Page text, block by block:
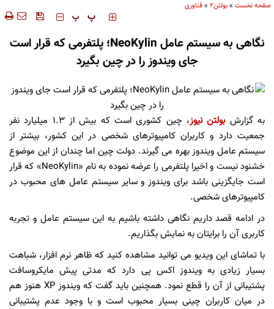
صفحه نخست »بولتن2 »فناوری
‍‍‍ پ پ
نگاهی به سیستم عامل NeoKylin؛ پلتفرمی که قرار است
جای ویندوز را در چین بگیرد
به گزارشبولتن نیوز
، چین کشوری است که بیش از ۱.۳ میلیارد نفر
جمعیت دارد و کاربران کامپیوترهای شخصی در این کشور، بیشتر از
سیستم عامل ویندوز بهره می گیرند. دولت چین اما چندان از این موضوع
خشنود نیست و اخیرا پلتفرمی را عرضه نموده به نام «NeoKylin» که قرار
است جایگزینی باشد برای ویندوز و سایر سیستم عامل های محبوب در
کامپیوترهای شخصی.
در ادامه قصد داریم نگاهی داشته باشیم به این سیستم عامل و تجربه
کاربری آن را برایتان به نمایش بگذاریم.
با تماشای این ویدیو می توانید مشاهده کنید که ظاهر نرم افزار، شباهت
بسیار زیادی به ویندوز اکس پی دارد که مدتی پیش مایکروسافت
پشتیبانی از آن را قطع نمود. همچنین باید گفت که ویندوز XP هنوز هم
در میان کاربران چینی بسیار محبوب است و با وجود عدم پشتیبانی